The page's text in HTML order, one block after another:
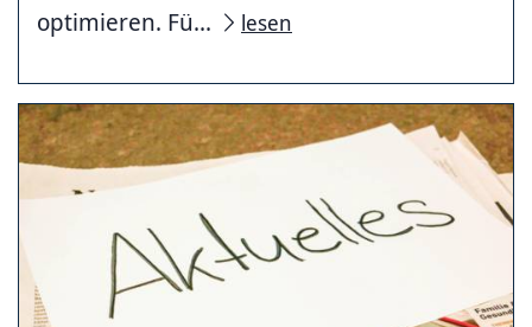
optimieren. Fü...
lesen